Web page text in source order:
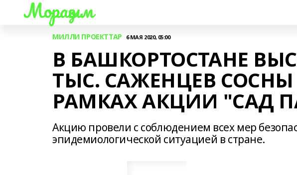
Мораҙым
МИЛЛИ ПРОЕКТТАР 6 МАЯ 2020, 05:00
В БАШКОРТОСТАНЕ
ТЫС. САЖЕНЦЕВ СОСНЫ
РАМКАХ АКЦИИ "САД
Акцию провели с соблюдением всех мер
эпидемиологической ситуацией в стране.